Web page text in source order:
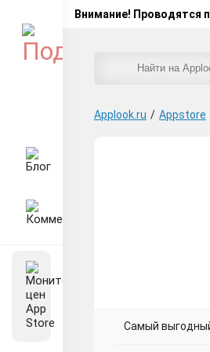
Внимание! Проводятся
Applook.ru / Appstore
Самый